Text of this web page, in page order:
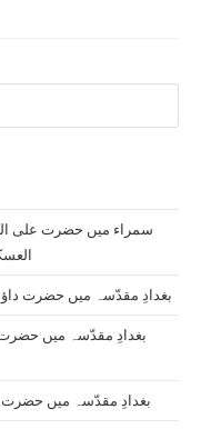
سمراء میں حضرت علی
بغدادِ مقدّسہ میں حضرت
بغدادِ مقدّسہ میں
بغدادِ مقدّسہ میں حضرت